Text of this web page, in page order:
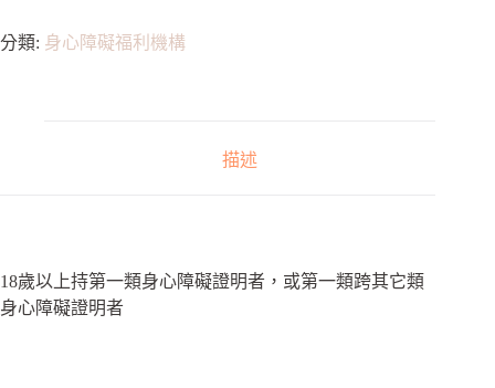
分類: 身心障礙福利機構
描述
18歲以上持第一類身心障礙證明者，或第一類跨其它類
身心障礙證明者